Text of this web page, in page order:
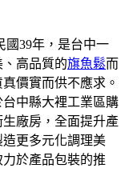
國39年，是台中一
高品質的旗魚鬆而
價實而供不應求。
中縣大裡工業區購
廠房，全面提升產
更多元化調理美
於產品包裝的推